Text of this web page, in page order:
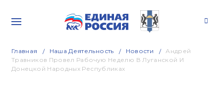
Главная Наша Деятельность Новости
Андрей
Травников Провел Рабочую Неделю В Луганской И
Донецкой Народных Республиках